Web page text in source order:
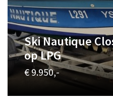
Ski Nautique
op LPG
€ 9.950,-